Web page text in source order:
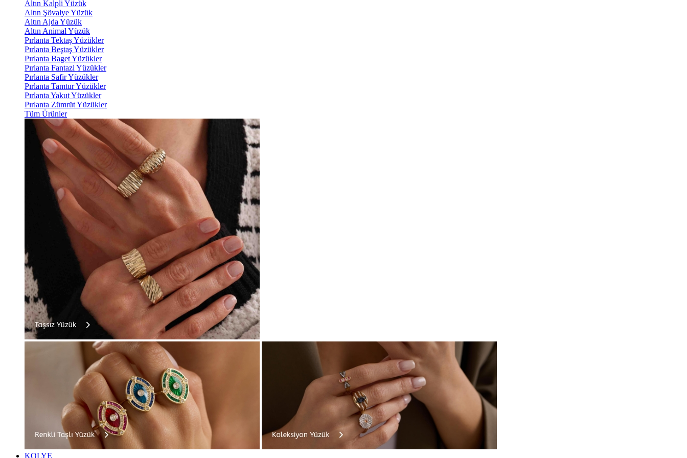
Altın Kalpli Yüzük
Altın Şövalye Yüzük
Altın Ajda Yüzük
Altın Animal Yüzük
Pırlanta Tektaş Yüzükler
Pırlanta Beştaş Yüzükler
Pırlanta Baget Yüzükler
Pırlanta Fantazi Yüzükler
Pırlanta Safir Yüzükler
Pırlanta Tamtur Yüzükler
Pırlanta Yakut Yüzükler
Pırlanta Zümrüt Yüzükler
Tüm Ürünler
KOLYE